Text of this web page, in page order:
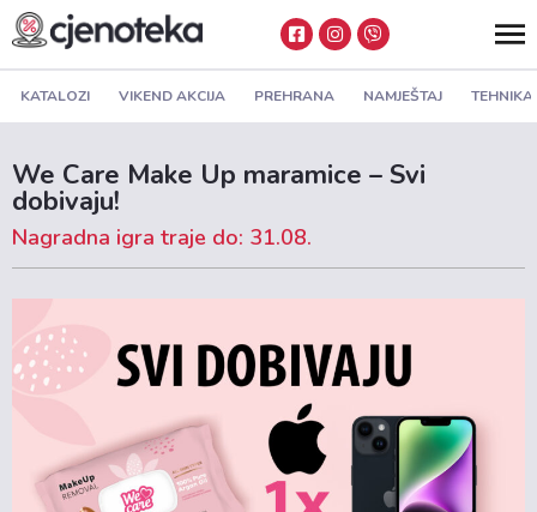
KATALOZI VIKEND AKCIJA PREHRANA NAMJEŠTAJ TEHNIKA
We Care Make Up maramice – Svi
dobivaju!
Nagradna igra traje do: 31.08.